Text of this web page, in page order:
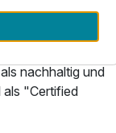
ab238,25 €
nachhaltig und
"Certified